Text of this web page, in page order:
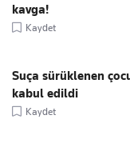
kavga!
Kaydet
Suça sürüklenen
kabul edildi
Kaydet